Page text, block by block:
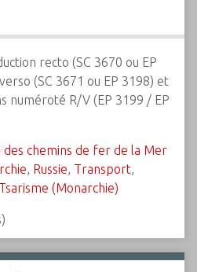
recto (SC 3670 ou EP
(SC 3671 ou EP 3198) et
numéroté R/V (EP 3199 / EP
des chemins de fer de la Mer
, Russie, Transport,
Tsarisme (Monarchie)